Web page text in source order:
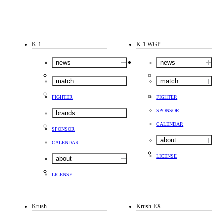
K-1
news
match
FIGHTER
brands
SPONSOR
CALENDAR
about
LICENSE
K-1 WGP
news
match
FIGHTER
SPONSOR
CALENDAR
about
LICENSE
Krush Krush-EX